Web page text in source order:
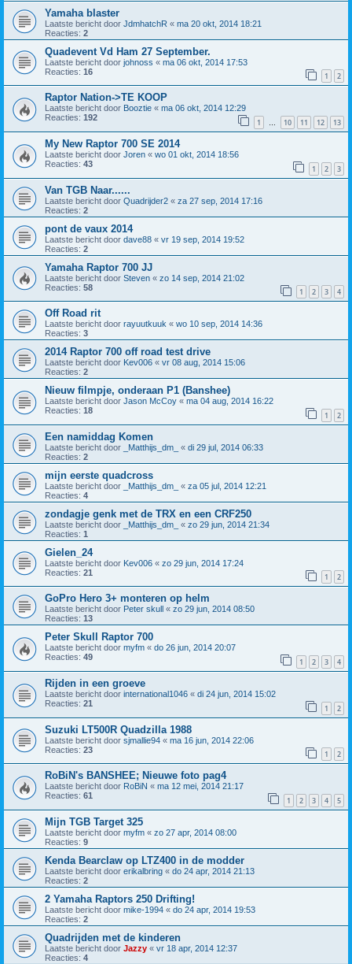
Yamaha blaster
Laatste bericht door JdmhatchR « ma 20 okt, 2014 18:21
Reacties: 2
Quadevent Vd Ham 27 September.
Laatste bericht door johnoss « ma 06 okt, 2014 17:53
Reacties: 16 1 2
Raptor Nation->TE KOOP
Laatste bericht door Booztie « ma 06 okt, 2014 12:29
Reacties: 192 1 … 10 11 12 13
My New Raptor 700 SE 2014
Laatste bericht door Joren « wo 01 okt, 2014 18:56
Reacties: 43 1 2 3
Van TGB Naar......
Laatste bericht door Quadrijder2 « za 27 sep, 2014 17:16
Reacties: 2
pont de vaux 2014
Laatste bericht door dave88 « vr 19 sep, 2014 19:52
Reacties: 2
Yamaha Raptor 700 JJ
Laatste bericht door Steven « zo 14 sep, 2014 21:02
Reacties: 58 1 2 3 4
Off Road rit
Laatste bericht door rayuutkuuk « wo 10 sep, 2014 14:36
Reacties: 3
2014 Raptor 700 off road test drive
Laatste bericht door Kev006 « vr 08 aug, 2014 15:06
Reacties: 2
Nieuw filmpje, onderaan P1 (Banshee)
Laatste bericht door Jason McCoy « ma 04 aug, 2014 16:22
Reacties: 18 1 2
Een namiddag Komen
Laatste bericht door _Matthijs_dm_ « di 29 jul, 2014 06:33
Reacties: 2
mijn eerste quadcross
Laatste bericht door _Matthijs_dm_ « za 05 jul, 2014 12:21
Reacties: 4
zondagje genk met de TRX en een CRF250
Laatste bericht door _Matthijs_dm_ « zo 29 jun, 2014 21:34
Reacties: 1
Gielen_24
Laatste bericht door Kev006 « zo 29 jun, 2014 17:24
Reacties: 21 1 2
GoPro Hero 3+ monteren op helm
Laatste bericht door Peter skull « zo 29 jun, 2014 08:50
Reacties: 13
Peter Skull Raptor 700
Laatste bericht door myfm « do 26 jun, 2014 20:07
Reacties: 49 1 2 3 4
Rijden in een groeve
Laatste bericht door international1046 « di 24 jun, 2014 15:02
Reacties: 21 1 2
Suzuki LT500R Quadzilla 1988
Laatste bericht door sjmallie94 « ma 16 jun, 2014 22:06
Reacties: 23 1 2
RoBiN's BANSHEE; Nieuwe foto pag4
Laatste bericht door RoBiN « ma 12 mei, 2014 21:17
Reacties: 61 1 2 3 4 5
Mijn TGB Target 325
Laatste bericht door myfm « zo 27 apr, 2014 08:00
Reacties: 9
Kenda Bearclaw op LTZ400 in de modder
Laatste bericht door erikalbring « do 24 apr, 2014 21:13
Reacties: 2
2 Yamaha Raptors 250 Drifting!
Laatste bericht door mike-1994 « do 24 apr, 2014 19:53
Reacties: 2
Quadrijden met de kinderen
Laatste bericht door Jazzy « vr 18 apr, 2014 12:37
Reacties: 4